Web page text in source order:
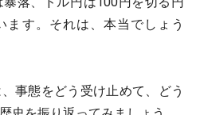
ます。それは、本当でしょう
事態をどう受け止めて、どう